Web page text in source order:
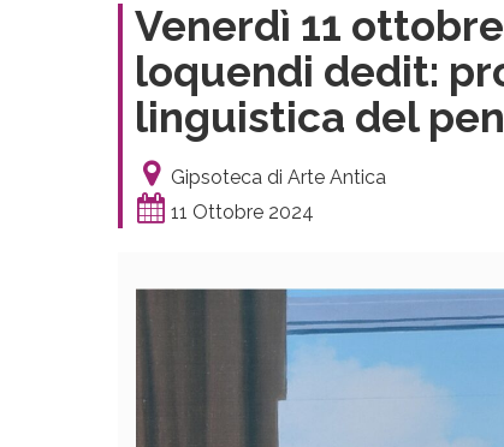
Venerdì 11
loquendi dedit:
linguistica del
Gipsoteca di Arte Antica
11 Ottobre 2024